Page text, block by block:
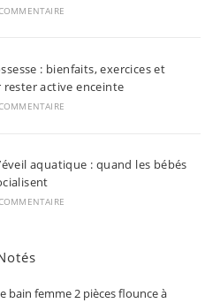
: bienfaits, exercices et
active enceinte
aquatique : quand les bébés
bain femme 2 pièces flounce à